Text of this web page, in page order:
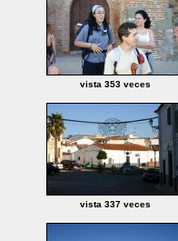
vista 353 veces
vista 337 veces